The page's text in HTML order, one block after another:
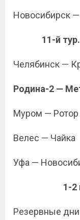
Новосибирск
11-й
Челябинск —
Родина-2 —
Муром — Ротор
Велес — Чайка
Уфа —
1-2
Резервные дни